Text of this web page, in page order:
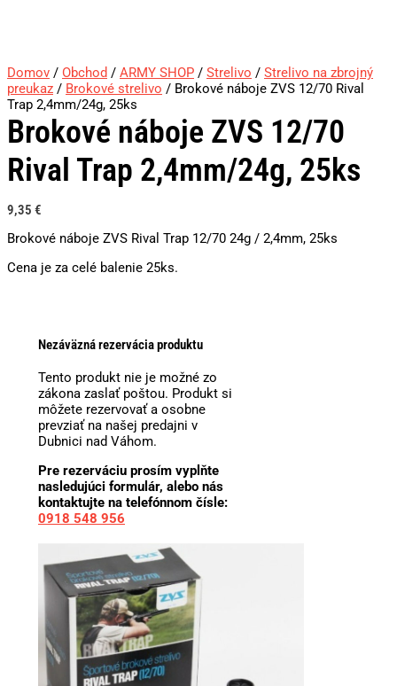
Domov / Obchod / ARMY SHOP / Strelivo / Strelivo na zbrojný
preukaz / Brokové strelivo / Brokové náboje ZVS 12/70 Rival
Trap 2,4mm/24g, 25ks
Brokové náboje ZVS 12/70
Rival Trap 2,4mm/24g, 25ks
9,35 €
Brokové náboje ZVS Rival Trap 12/70 24g / 2,4mm, 25ks
Cena je za celé balenie 25ks.
Nezáväzná rezervácia produktu
Tento produkt nie je možné zo
zákona zaslať poštou. Produkt si
môžete rezervovať a osobne
prevziať na našej predajni v
Dubnici nad Váhom.
Pre rezerváciu prosím vyplňte
nasledujúci formulár, alebo nás
kontaktujte na telefónnom čísle:
0918 548 956